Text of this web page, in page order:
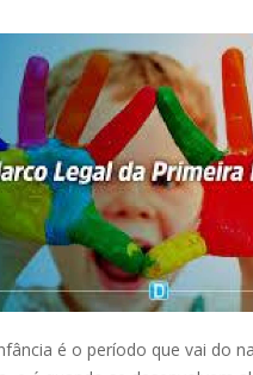
é o período que vai do